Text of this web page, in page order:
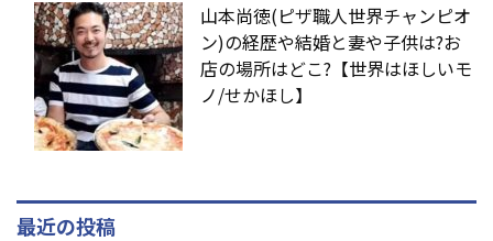
山本尚徳(ピザ職人世界チャンピオ
ン)の経歴や結婚と妻や子供は?お
店の場所はどこ?【世界はほしいモ
ノ/せかほし】
最近の投稿